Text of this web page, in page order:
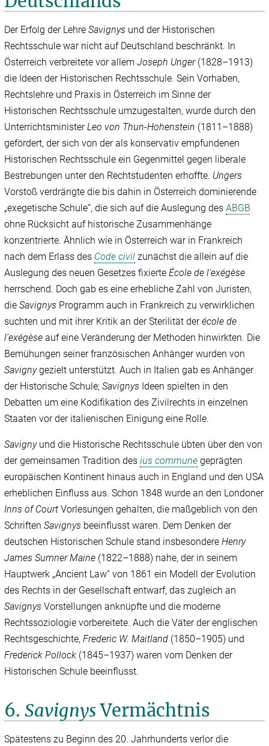
Der Erfolg der LehreSavignys und der Historischen
Rechtsschule war nicht auf Deutschland beschränkt. In
Österreich verbreitete vor allemJoseph Unger(1828–1913)
die Ideen der Historischen Rechtsschule. Sein Vorhaben,
Rechtslehre und Praxis in Österreich im Sinne der
Historischen Rechtsschule umzugestalten, wurde durch den
UnterrichtsministerLeo von Thun-Hohenstein (1811–1888)
gefördert, der sich von der als konservativ empfundenen
Historischen Rechtsschule ein Gegenmittel gegen liberale
Bestrebungen unter den Rechtstudenten erhoffte. Ungers
Vorstoß verdrängte die bis dahin in Österreich dominierende
„exegetische Schule“, die sich auf die Auslegung desABGB
ohne Rücksicht auf historische Zusammenhänge
konzentrierte. Ähnlich wie in Österreich war in Frankreich
nach dem Erlass des Code civil zunächst die allein auf die
Auslegung des neuen Gesetzes fixierteÉcole de l’exégèse
herrschend. Doch gab es eine erhebliche Zahl von Juristen,
dieSavignys Programm auch in Frankreich zu verwirklichen
suchten und mit ihrer Kritik an der Sterilität derécole de
l’exégèse auf eine Veränderung der Methoden hinwirkten. Die
Bemühungen seiner französischen Anhänger wurden von
Savignygezielt unterstützt. Auch in Italien gab es Anhänger
der Historische Schule;Savignys Ideen spielten in den
Debatten um eine Kodifikation des Zivilrechts in einzelnen
Staaten vor der italienischen Einigung eine Rolle.
Savignyund die Historische Rechtsschule übten über den von
der gemeinsamen Tradition desius commune geprägten
europäischen Kontinent hinaus auch in England und den USA
erheblichen Einfluss aus. Schon 1848 wurde an den Londoner
Inns of Court Vorlesungen gehalten, die maßgeblich von den
SchriftenSavignys beeinflusst waren. Dem Denken der
deutschen Historischen Schule stand insbesondereHenry
James Sumner Maine (1822–1888) nahe, der in seinem
Hauptwerk „Ancient Law“ von 1861 ein Modell der Evolution
des Rechts in der Gesellschaft entwarf, das zugleich an
Savignys Vorstellungen anknüpfte und die moderne
Rechtssoziologie vorbereitete. Auch die Väter der englischen
Rechtsgeschichte,Frederic W. Maitland (1850–1905) und
Frederick Pollock (1845–1937) waren vom Denken der
Historischen Schule beeinflusst.
6.SavignysVermächtnis
Spätestens zu Beginn des 20. Jahrhunderts verlor die